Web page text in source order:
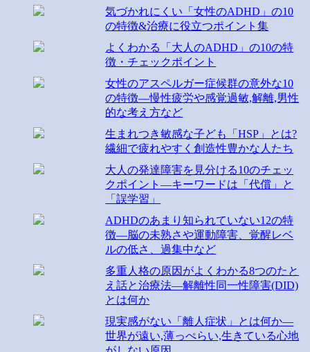
気づかれにくい「女性のADHD」の10
の特徴&治療に役立つポイント集
よくわかる「大人のADHD」の10の特
徴・チェックポイント
女性のアスペルガー症候群の意外な10
の特徴―慢性疲労や感覚過敏,解離,男性
的な考え方など
生まれつき敏感な子ども「HSP」とは?
繊細で疲れやすく創造性豊かな人たち
大人の発達障害を見分ける10のチェッ
クポイント―キーワードは「代償」と
「誤学習」
ADHDのあまり知られていない12の特
徴―脳の未熟さや運動障害、覚醒レベ
ルの低さ、過集中など
多重人格の原因がよくわかる8つのたと
え話と治療法―解離性同一性障害(DID)
とは何か
現実感がない「離人症状」とは何か―
世界が遠い,薄っぺらい,生きている心地